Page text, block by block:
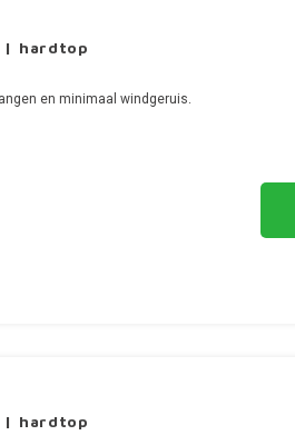
| hardtop
en minimaal windgeruis.
| hardtop